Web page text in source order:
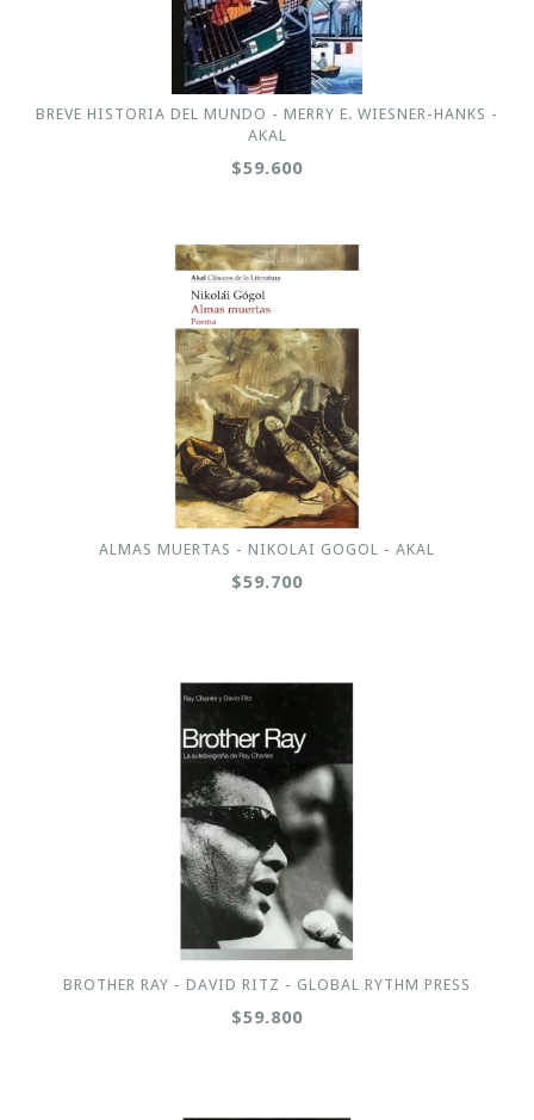
BREVE HISTORIA DEL MUNDO - MERRY E. WIESNER-HANKS -
AKAL
$59.600
ALMAS MUERTAS - NIKOLAI GOGOL - AKAL
$59.700
BROTHER RAY - DAVID RITZ - GLOBAL RYTHM PRESS
$59.800